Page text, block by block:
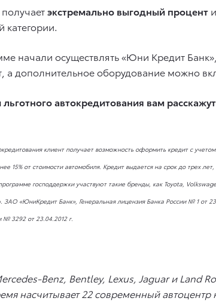
экстремально выгодный процент и
начали осуществлять «Юни Кредит
дополнительное оборудование можно
автокредитования вам
клиент получает возможность оформить кредит c
от стоимости автомобиля. Кредит выдается на срок до трех
господдержки участвуют такие бренды, как Toyota,
«ЮниКредит Банк», Генеральная лицензия Банка России № 1 от
№ 3292 от 23.04.2012 г.
Benz, Bentley, Lexus, Jaguar и Land
насчитывает 22 современный автоцентр